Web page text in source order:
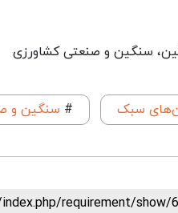
سنگین و صنعتی کشاورزی
سبک # سنگین و
requirement/show/